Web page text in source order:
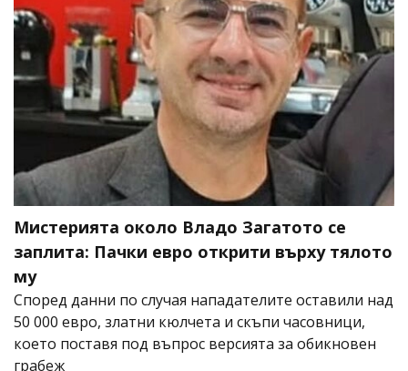
Мистерията около Владо Загатото се
заплита: Пачки евро открити върху тялото
му
Според данни по случая нападателите оставили над
50 000 евро, златни кюлчета и скъпи часовници,
което поставя под въпрос версията за обикновен
грабеж